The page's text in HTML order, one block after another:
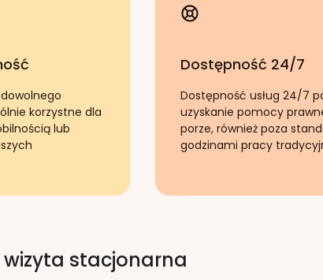
korzystne dla
lub
Dostępność 24/7
Dostępność usług 24/7
uzyskanie pomocy
porze, również poza
godzinami pracy
stacjonarna